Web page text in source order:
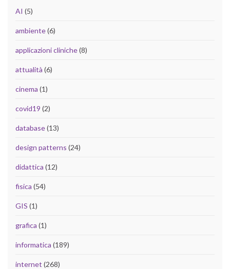
AI (5)
ambiente(6)
applicazioni cliniche(8)
attualità (6)
cinema (1)
covid19 (2)
database(13)
design patterns (24)
didattica (12)
fisica (54)
GIS (1)
grafica (1)
informatica (189)
internet (268)